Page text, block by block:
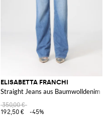
ELISABETTA FRANCHI
Straight Jeans aus Baumwolldenim
350,00 €
192,50 €
-45%